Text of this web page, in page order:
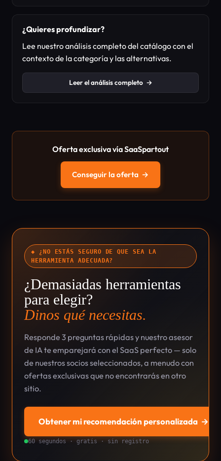
¿Quieres profundizar?
Lee nuestro análisis completo del catálogo con el
contexto de la categoría y las alternativas.
Leer el análisis completo →
Oferta exclusiva vía SaaSpartout
Conseguir la oferta →
◆ ¿NO ESTÁS SEGURO DE QUE SEA LA
HERRAMIENTA ADECUADA?
¿Demasiadas herramientas
para elegir?
Dinos qué necesitas.
Responde 3 preguntas rápidas y nuestro asesor
de IA te emparejará con el SaaS perfecto — solo
de nuestros socios seleccionados, a menudo con
ofertas exclusivas que no encontrarás en otro
sitio.
Obtener mi recomendación personalizada →
60 segundos · gratis · sin registro